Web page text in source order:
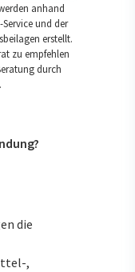
anhand
und der
erstellt.
zu empfehlen
durch
die
,